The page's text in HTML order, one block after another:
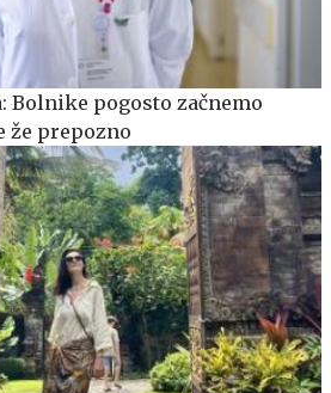
Bolnike pogosto začnemo
že prepozno